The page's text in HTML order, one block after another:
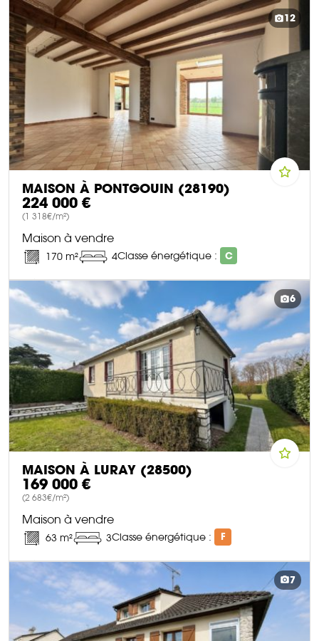
12
MAISON À PONTGOUIN (28190)
224 000 €
(1 318€/m²)
Maison à vendre
170 m² 4Classe énergétique : C
DÉCOUVRIR CE BIEN
6
MAISON À LURAY (28500)
169 000 €
(2 683€/m²)
Maison à vendre
63 m² 3Classe énergétique : F
DÉCOUVRIR CE BIEN
7